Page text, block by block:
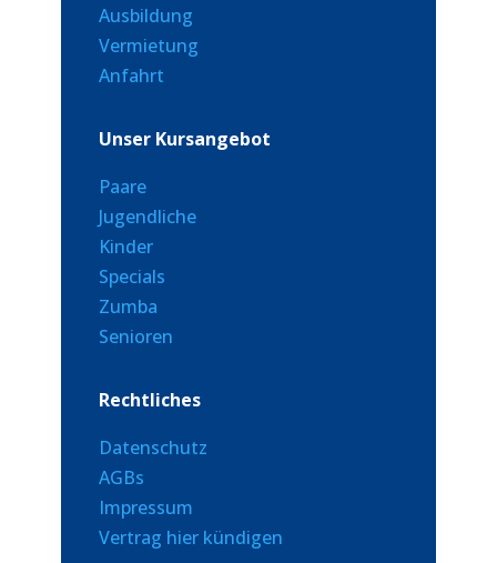
Ausbildung
Vermietung
Anfahrt
Unser Kursangebot
Paare
Jugendliche
Kinder
Specials
Zumba
Senioren
Rechtliches
Datenschutz
AGBs
Impressum
Vertrag hier kündigen